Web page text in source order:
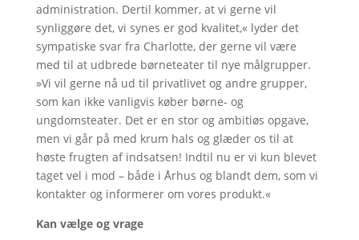
administration. Dertil kommer, at vi gerne vil
synliggøre det, vi synes er god kvalitet,« lyder det
sympatiske svar fra Charlotte, der gerne vil være
med til at udbrede børneteater til nye målgrupper.
»Vi vil gerne nå ud til privatlivet og andre grupper,
som kan ikke vanligvis køber børne- og
ungdomsteater. Det er en stor og ambitiøs opgave,
men vi går på med krum hals og glæder os til at
høste frugten af indsatsen! Indtil nu er vi kun blevet
taget vel i mod – både i Århus og blandt dem, som vi
kontakter og informerer om vores produkt.«
Kan vælge og vrage